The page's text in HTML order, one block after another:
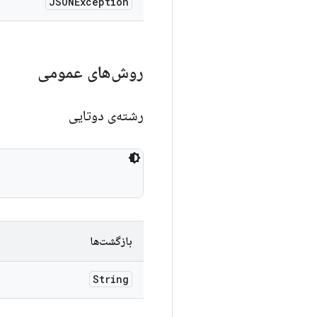
روش‌های عمومی
رشته‌ی دوتایی
بازگشت‌ها
String